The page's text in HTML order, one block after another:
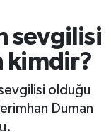
sevgilisi
kimdir?
sevgilisi olduğu
Duman